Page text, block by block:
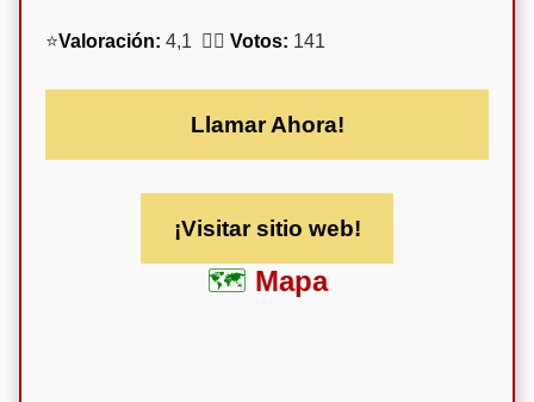
⭐Valoración: 4,1 🕵️‍♀️ Votos: 141
Llamar Ahora!
¡Visitar sitio web!
Mapa